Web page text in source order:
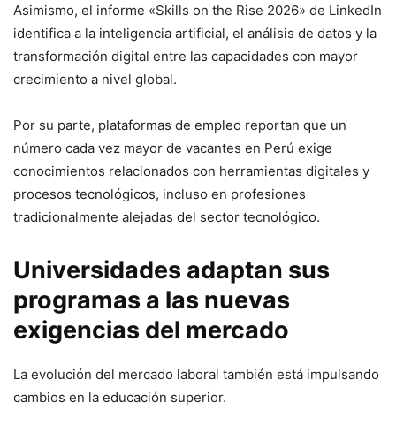
Asimismo, el informe «Skills on the Rise 2026» de LinkedIn
identifica a la inteligencia artificial, el análisis de datos y la
transformación digital entre las capacidades con mayor
crecimiento a nivel global.
Por su parte, plataformas de empleo reportan que un
número cada vez mayor de vacantes en Perú exige
conocimientos relacionados con herramientas digitales y
procesos tecnológicos, incluso en profesiones
tradicionalmente alejadas del sector tecnológico.
Universidades adaptan sus
programas a las nuevas
exigencias del mercado
La evolución del mercado laboral también está impulsando
cambios en la educación superior.